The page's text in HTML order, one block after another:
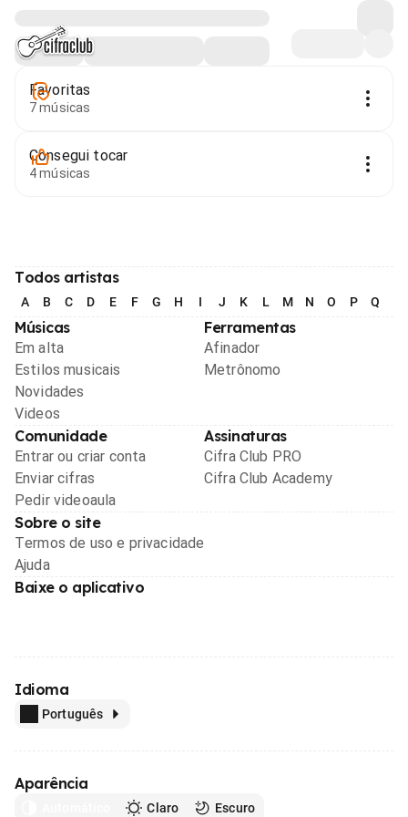
Favoritas
7 músicas
Consegui tocar
4 músicas
Todos artistas
A B C D E F G H I J K L M N O P Q
Músicas
Em alta
Estilos musicais
Novidades
Videos
Ferramentas
Afinador
Metrônomo
Comunidade
Entrar ou criar conta
Enviar cifras
Pedir videoaula
Assinaturas
Cifra Club PRO
Cifra Club Academy
Sobre o site
Termos de uso e privacidade
Ajuda
Baixe o aplicativo
Idioma
Português
Aparência
Claro Escuro